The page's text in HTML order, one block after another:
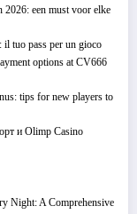
2026: een must voor elke
tuo pass per un gioco
options at CV666
tips for new players to
и Olimp Casino
Night: A Comprehensive